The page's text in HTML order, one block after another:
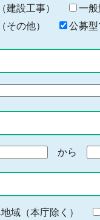
キ
ー
ー
入
力
建設工事） 一般
その他）
公募
から
終
わ
域（本庁除く）